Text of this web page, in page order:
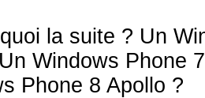
la suite ? Un
Windows Phone
Phone 8 Apollo ?